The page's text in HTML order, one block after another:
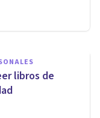
libros de